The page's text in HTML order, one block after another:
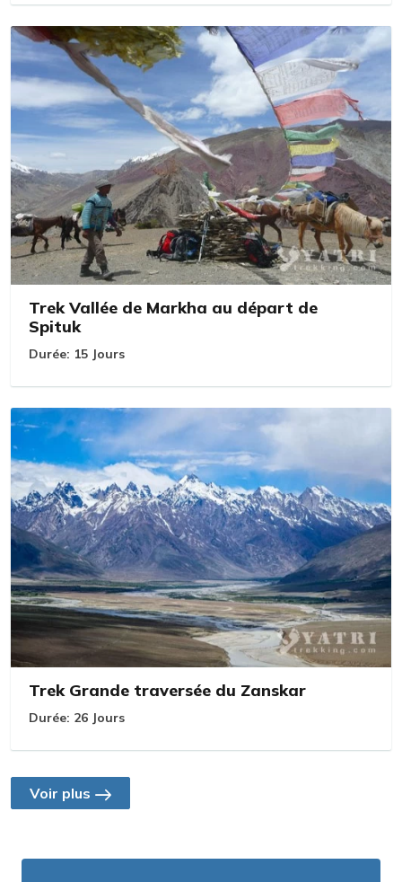
Trek Vallée de Markha au départ de
Spituk
Durée: 15 Jours
Trek Grande traversée du Zanskar
Durée: 26 Jours
Voir plus